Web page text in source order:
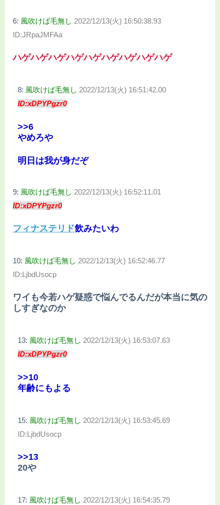
6: 風吹けば毛無し 2022/12/13(火) 16:50:38.93
ID:JRpaJMFAa
ハゲハゲハゲハゲハゲハゲハゲハゲハゲ
8: 風吹けば毛無し 2022/12/13(火) 16:51:42.00
ID:xDPYPgzr0
>>6
やめろや
明日は我が身だぞ
9: 風吹けば毛無し 2022/12/13(火) 16:52:11.01
ID:xDPYPgzr0
フィナステリド飲みたいわ
10: 風吹けば毛無し 2022/12/13(火) 16:52:46.77
ID:LjbdUsocp
ワイも今若ハゲ疑惑で悩んでるんだが本当に気の
しすぎなのか
13: 風吹けば毛無し 2022/12/13(火) 16:53:07.63
ID:xDPYPgzr0
>>10
年齢にもよる
15: 風吹けば毛無し 2022/12/13(火) 16:53:45.69
ID:LjbdUsocp
>>13
20や
17: 風吹けば毛無し 2022/12/13(火) 16:54:35.79